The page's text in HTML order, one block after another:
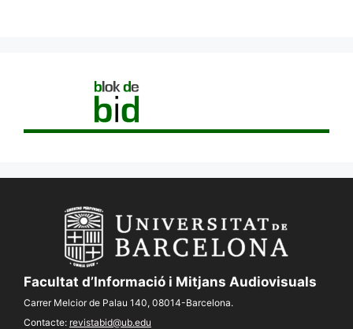
Facultat d’Informació i Mitjans Audiovisuals
Carrer Melcior de Palau 140, 08014-Barcelona.
Contacte: revistabid@ub.edu